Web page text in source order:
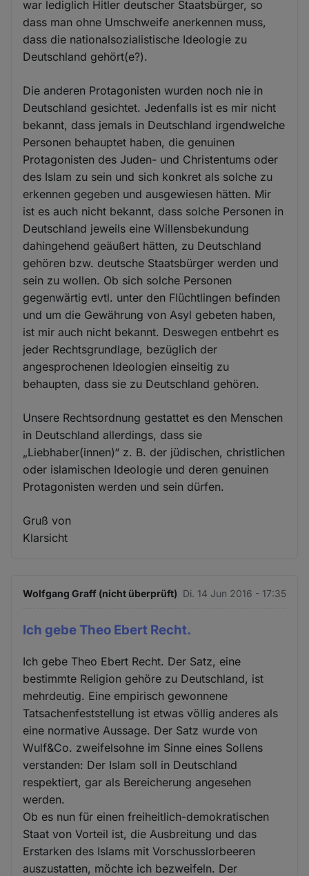
war lediglich Hitler deutscher Staatsbürger, so
dass man ohne Umschweife anerkennen muss,
dass die nationalsozialistische Ideologie zu
Deutschland gehört(e?).
Die anderen Protagonisten wurden noch nie in
Deutschland gesichtet. Jedenfalls ist es mir nicht
bekannt, dass jemals in Deutschland irgendwelche
Personen behauptet haben, die genuinen
Protagonisten des Juden- und Christentums oder
des Islam zu sein und sich konkret als solche zu
erkennen gegeben und ausgewiesen hätten. Mir
ist es auch nicht bekannt, dass solche Personen in
Deutschland jeweils eine Willensbekundung
dahingehend geäußert hätten, zu Deutschland
gehören bzw. deutsche Staatsbürger werden und
sein zu wollen. Ob sich solche Personen
gegenwärtig evtl. unter den Flüchtlingen befinden
und um die Gewährung von Asyl gebeten haben,
ist mir auch nicht bekannt. Deswegen entbehrt es
jeder Rechtsgrundlage, bezüglich der
angesprochenen Ideologien einseitig zu
behaupten, dass sie zu Deutschland gehören.
Unsere Rechtsordnung gestattet es den Menschen
in Deutschland allerdings, dass sie
„Liebhaber(innen)“ z. B. der jüdischen, christlichen
oder islamischen Ideologie und deren genuinen
Protagonisten werden und sein dürfen.
Gruß von
Klarsicht
Wolfgang Graff (nicht überprüft) Di. 14 Jun 2016 - 17:35
Ich gebe Theo Ebert Recht.
Ich gebe Theo Ebert Recht. Der Satz, eine
bestimmte Religion gehöre zu Deutschland, ist
mehrdeutig. Eine empirisch gewonnene
Tatsachenfeststellung ist etwas völlig anderes als
eine normative Aussage. Der Satz wurde von
Wulf&Co. zweifelsohne im Sinne eines Sollens
verstanden: Der Islam soll in Deutschland
respektiert, gar als Bereicherung angesehen
werden.
Ob es nun für einen freiheitlich-demokratischen
Staat von Vorteil ist, die Ausbreitung und das
Erstarken des Islams mit Vorschusslorbeeren
auszustatten, möchte ich bezweifeln. Der